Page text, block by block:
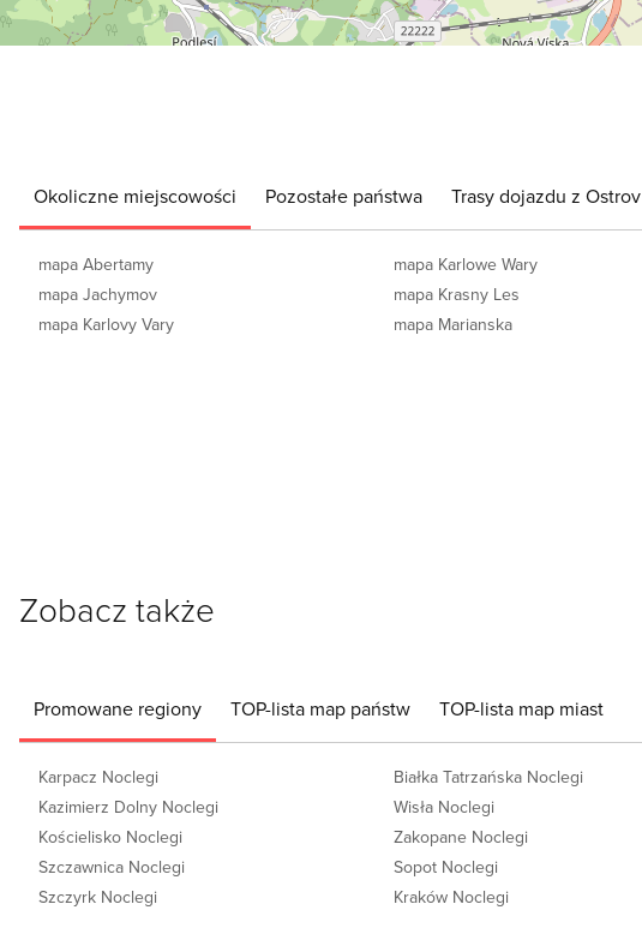
Okoliczne miejscowości Pozostałe państwa Trasy dojazdu z Ostrov
mapa Abertamy
mapa Jachymov
mapa Karlovy Vary
mapa Karlowe Wary
mapa Krasny Les
mapa Marianska
Zobacz także
Promowane regiony TOP-lista map państw TOP-lista map miast
Karpacz Noclegi
Kazimierz Dolny Noclegi
Kościelisko Noclegi
Szczawnica Noclegi
Szczyrk Noclegi
Białka Tatrzańska Noclegi
Wisła Noclegi
Zakopane Noclegi
Sopot Noclegi
Kraków Noclegi